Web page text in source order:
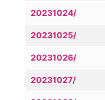
20231024/
20231025/
20231026/
20231027/